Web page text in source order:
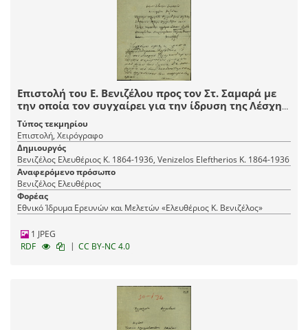
Επιστολή του Ε. Βενιζέλου προς τον Στ. Σαμαρά με
την οποία τον συγχαίρει για την ίδρυση της Λέσχης
Φιλελευθέρων Κοζάνης.
Τύπος τεκμηρίου
Επιστολή, Χειρόγραφο
Δημιουργός
Βενιζέλος Ελευθέριος Κ. 1864-1936, Venizelos Eleftherios K. 1864-1936
Αναφερόμενο πρόσωπο
Βενιζέλος Ελευθέριος
Φορέας
Εθνικό Ίδρυμα Ερευνών και Μελετών «Ελευθέριος Κ. Βενιζέλος»
1 JPEG
RDF
| CC BY-NC 4.0